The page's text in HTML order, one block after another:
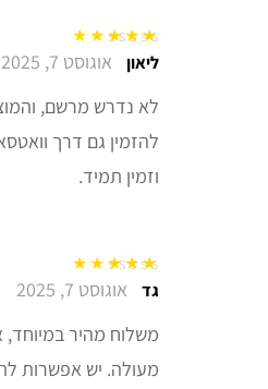
דורג5מתוך 5ליאון אוגוסט 7, 2025
לא נדרש מרשם,
להזמין גם דרך
וזמין תמיד.
דורג5 מתוך 5 גד אוגוסט 7, 2025
משלוח מהיר במיוחד,
מעולה. יש אפשרות